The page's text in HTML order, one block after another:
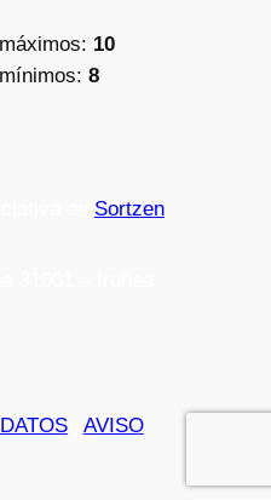
10
8
Sortzen
| AVISO